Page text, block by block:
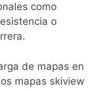
como
o
de mapas en
mapas skiview